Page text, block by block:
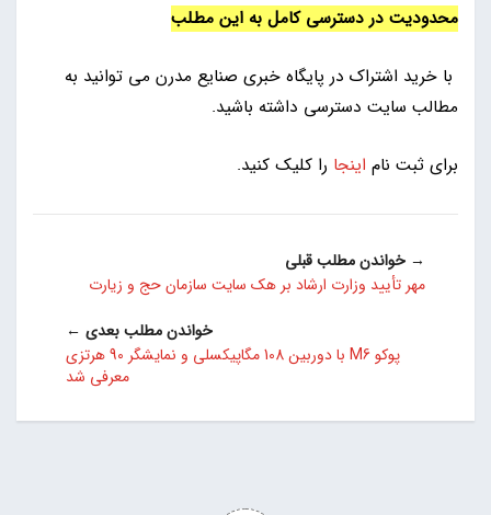
محدودیت در دسترسی کامل به این مطلب
با خرید اشتراک در پایگاه خبری صنایع مدرن می توانید به
مطالب سایت دسترسی داشته باشید.
برای ثبت نام اینجا را کلیک کنید.
→ خواندن مطلب قبلی
مهر تأیید وزارت ارشاد بر هک سایت سازمان حج و زیارت
خواندن مطلب بعدی ←
پوکو M6 با دوربین 108 مگاپیکسلی و نمایشگر 90 هرتزی
معرفی شد